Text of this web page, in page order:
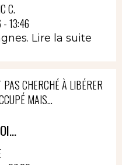
C.
13:46
Lire la suite
CHERCHÉ À LIBÉRER
MAIS...